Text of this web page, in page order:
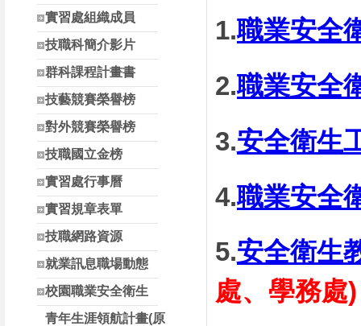
實習處組織成員
技職科簡介影片
群科課程計畫書
技藝競賽榮譽榜
對外競賽榮譽榜
技職國立金榜
實習處行事曆
實習規章表單
技職網路資源
就業訊息職場動態
校園職業安全衛生
青年生涯領航計畫(原
1.職業安全
2.職業安全
3.安全衛生
4.職業安全
5.安全衛生
處、學務處)